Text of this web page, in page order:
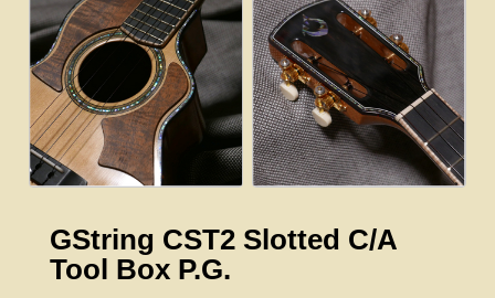
GString CST2 Slotted C/A
Tool Box P.G.